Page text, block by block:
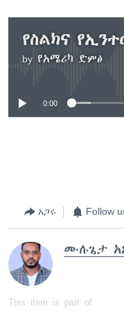
by የአሜሪካ ድምፅ
No media
0:00
አጋሩ Follow
ሙሉጌታ
This item is part of